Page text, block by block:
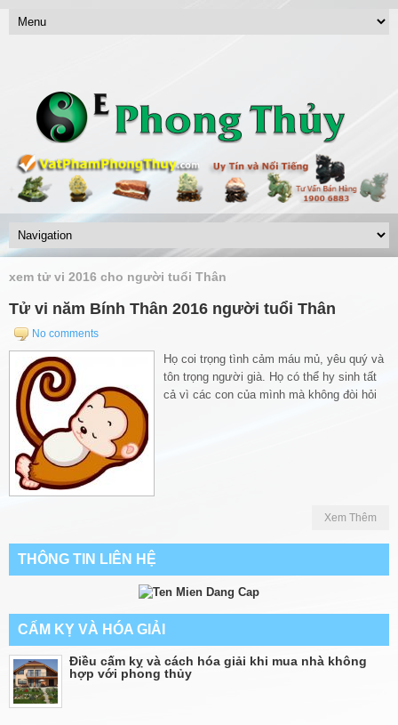
xem tử vi 2016 cho người tuổi Thân
Tử vi năm Bính Thân 2016 người tuổi Thân
No comments
Họ coi trọng tình cảm máu mủ, yêu quý và
tôn trọng người già. Họ có thể hy sinh tất
cả vì các con của mình mà không đòi hỏi
Xem Thêm
THÔNG TIN LIÊN HỆ
CẤM KỴ VÀ HÓA GIẢI
Điều cấm kỵ và cách hóa giải khi mua nhà không
hợp với phong thủy